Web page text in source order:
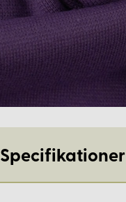
Specifikationer